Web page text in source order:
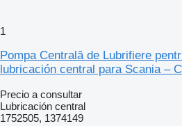
1
Pompa Centrală de Lubrifiere
lubricación central para Scania –
Precio a consultar
Lubricación central
1752505, 1374149